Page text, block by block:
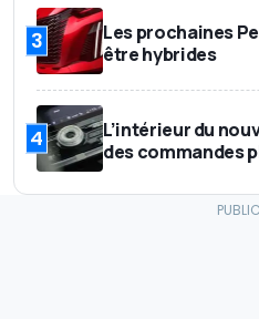
3
Les prochaines
être hybrides
4
L’intérieur du
des commandes